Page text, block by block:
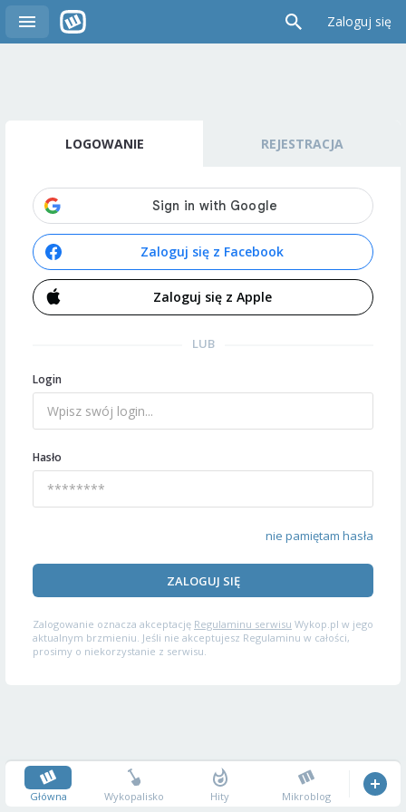
Zaloguj się
LOGOWANIE REJESTRACJA
Zaloguj się z Facebook
Zaloguj się z Apple
LUB
Login
Hasło
nie pamiętam hasła
ZALOGUJ SIĘ
Zalogowanie oznacza akceptację Regulaminu serwisu Wykop.pl w jego
aktualnym brzmieniu. Jeśli nie akceptujesz Regulaminu w całości,
prosimy o niekorzystanie z serwisu.
Główna Wykopalisko Hity Mikroblog